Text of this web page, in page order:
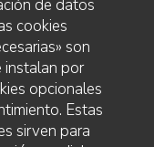
cookies
son
instalan por
opcionales
Estas
sirven para